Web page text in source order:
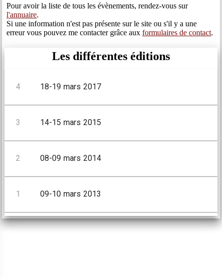
Pour avoir la liste de tous les évènements, rendez-vous sur
l'annuaire.
Si une information n'est pas présente sur le site ou s'il y a une
erreur vous pouvez me contacter grâce auxformulaires de contact.
Les différentes éditions
4 18-19 mars 2017
3 14-15 mars 2015
2 08-09 mars 2014
1 09-10 mars 2013